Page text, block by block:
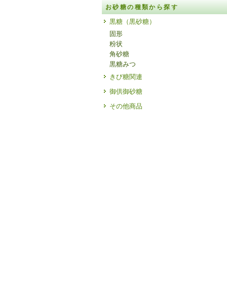
お砂糖の種類から探す
黒糖（黒砂糖）
固形
粉状
角砂糖
黒糖みつ
きび糖関連
御供御砂糖
その他商品